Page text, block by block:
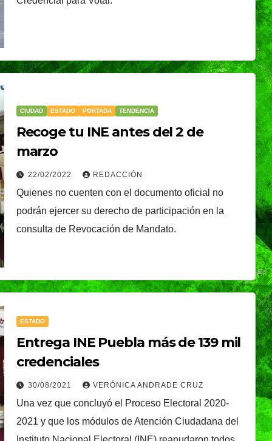
CIUDAD ESTADO PORTADA TENDENCIA
Recoge tu INE antes del 2 de
marzo
22/02/2022 REDACCIÓN
Quienes no cuenten con el documento oficial no
podrán ejercer su derecho de participación en la
consulta de Revocación de Mandato.
ESTADO
Entrega INE Puebla más de 139 mil
credenciales
30/08/2021 VERÓNICA ANDRADE CRUZ
Una vez que concluyó el Proceso Electoral 2020-
2021 y que los módulos de Atención Ciudadana del
el
que
Oreo® y BTS lanzan
su edición limitada
en México